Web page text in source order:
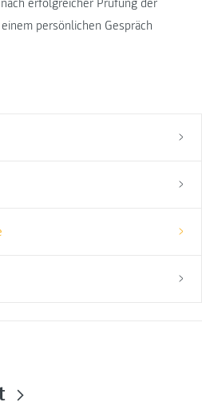
persönlichen Gespräch